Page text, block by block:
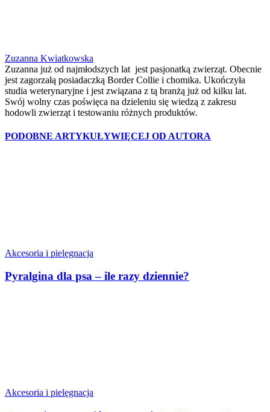
Zuzanna Kwiatkowska
Zuzanna już od najmłodszych lat jest pasjonatką zwierząt. Obecnie
jest zagorzałą posiadaczką Border Collie i chomika. Ukończyła
studia weterynaryjne i jest związana z tą branżą już od kilku lat.
Swój wolny czas poświęca na dzieleniu się wiedzą z zakresu
hodowli zwierząt i testowaniu różnych produktów.
PODOBNE ARTYKUŁYWIĘCEJ OD AUTORA
Akcesoria i pielęgnacja
Pyralgina dla psa – ile razy dziennie?
Akcesoria i pielęgnacja